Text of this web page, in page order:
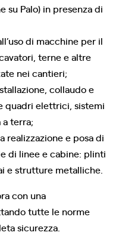
su Palo) in presenza di
di macchine per il
terne e altre
nei cantieri;
collaudo e
quadri elettrici, sistemi
terra;
realizzazione e posa di
di linee e cabine: plinti
e strutture metalliche.
con una
tutte le norme
sicurezza.